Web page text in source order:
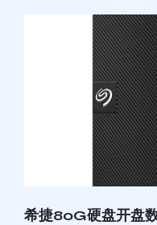
希捷80G硬盘开盘